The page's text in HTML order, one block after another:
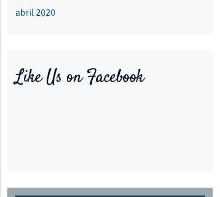
abril 2020
Like Us on Facebook